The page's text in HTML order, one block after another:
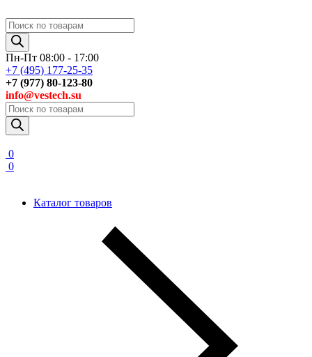
Поиск
товаров
Пн-Пт 08:00 - 17:00
+7 (495) 177-25-35
+7 (977) 80-123-80
info@vestech.su
Поиск
товаров
0
0
Каталог товаров